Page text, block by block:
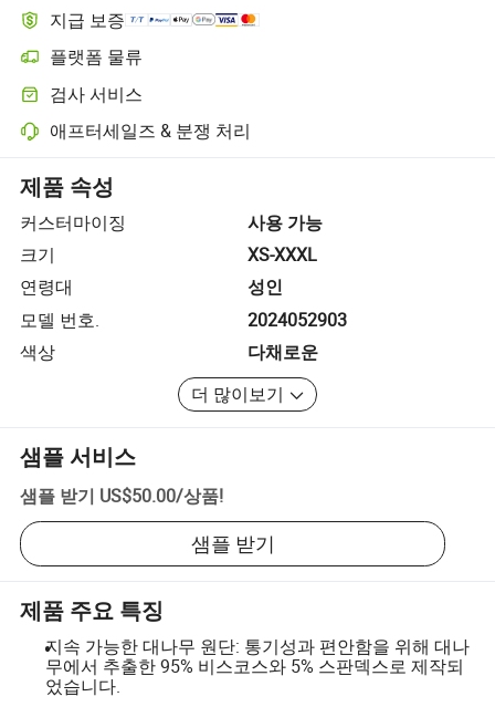
지급 보증
플랫폼 물류
플랫폼 지원 물류를 통한 더 명확한 배송 추적
검사 서비스
선택적 선적 전 검사로 품질 및 수량 확인
애프터세일즈 & 분쟁 처리
플랫폼 지원 분쟁 해결, 해당되는 경우 환불 또는 반품 포함.
제품 속성
커스터마이징
사용 가능
크기
XS-XXXL
연령대
성인
모델 번호.
2024052903
색상
다채로운
더 많이보기
샘플 서비스
샘플 받기 US$50.00/상품!
샘플 받기
제품 주요 특징
지속 가능한 대나무 원단: 통기성과 편안함을 위해 대나
무에서 추출한 95% 비스코스와 5% 스판덱스로 제작되
었습니다.